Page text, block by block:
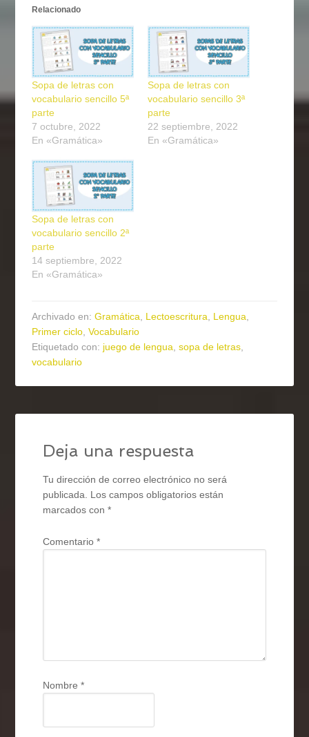
Relacionado
Sopa de letras con
vocabulario sencillo 5ª
parte
7 octubre, 2022
En «Gramática»
Sopa de letras con
vocabulario sencillo 3ª
parte
22 septiembre, 2022
En «Gramática»
Sopa de letras con
vocabulario sencillo 2ª
parte
14 septiembre, 2022
En «Gramática»
Archivado en:Gramática, Lectoescritura, Lengua,
Primer ciclo,Vocabulario
Etiquetado con: juego de lengua,sopa de letras,
vocabulario
Deja una respuesta
Tu dirección de correo electrónico no será
publicada. Los campos obligatorios están
marcados con*
Comentario*
Nombre*